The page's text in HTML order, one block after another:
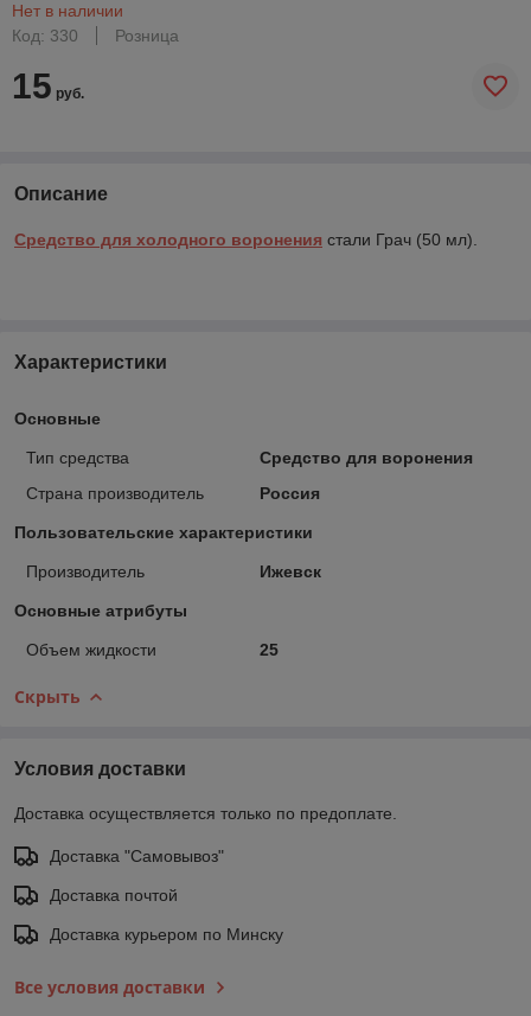
Нет в наличии
Код: 330
Розница
15 руб.
Описание
Средство для холодного воронения стали Грач (50 мл).
Характеристики
Основные
Тип средства
Средство для воронения
Страна производитель
Россия
Пользовательские характеристики
Производитель Ижевск
Основные атрибуты
Объем жидкости 25
Скрыть
Условия доставки
Доставка осуществляется только по предоплате.
Доставка "Самовывоз"
Доставка почтой
Доставка курьером по Минску
Все условия доставки